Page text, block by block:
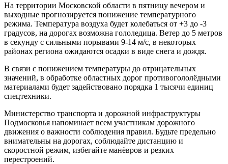
На территории Московской области в пятницу вечером и
выходные прогнозируется понижение температурного
режима. Температура воздуха будет колебаться от +3 до -3
градусов, на дорогах возможна гололедица. Ветер до 5 метров
в секунду с сильными порывами 9-14 м/с, в некоторых
районах региона ожидаются осадки в виде снега и дождя.
В связи с понижением температуры до отрицательных
значений, в обработке областных дорог противогололёдными
материалами будет задействовано порядка 1 тысячи единиц
спецтехники.
Министерство транспорта и дорожной инфраструктуры
Подмосковья напоминает всем участникам дорожного
движения о важности соблюдения правил. Будьте предельно
внимательны на дорогах, соблюдайте дистанцию и
скоростной режим, избегайте манёвров и резких
перестроений.